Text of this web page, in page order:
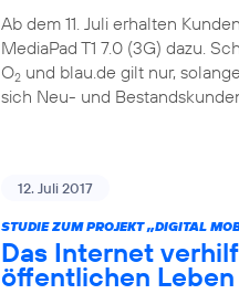
Ab dem 11. Juli erhalten
MediaPad T1 7.0 (3G) dazu.
O2 und blau.de gilt nur,
sich Neu- und
12. Juli 2017
STUDIE ZUM PROJEKT „DIGITAL
Das Internet
öffentlichen Leben